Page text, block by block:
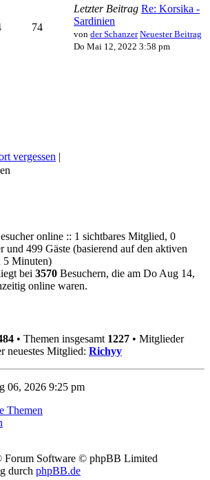
74
Letzter Beitrag Re: Korsika -
Sardinien
von der Schanzer Neuester Beitrag
Do Mai 12, 2022 3:58 pm
vergessen |
online :: 1 sichtbares Mitglied, 0
und 499 Gäste (basierend auf den aktiven
5 Minuten)
bei 3570 Besuchern, die am Do Aug 14,
online waren.
• Themen insgesamt 1227 • Mitglieder
neuestes Mitglied: Richyy
06, 2026 9:25 pm
Themen
Forum Software © phpBB Limited
durch phpBB.de